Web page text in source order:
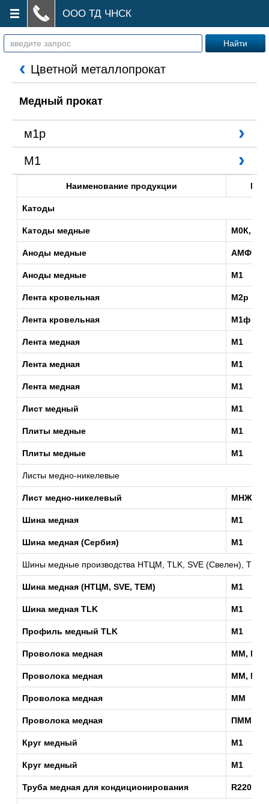
ООО ТД ЧНСК
‹ Цветной металлопрокат
Медный прокат
›
м1р
›
М1
Наименование продукции
Катоды
Катоды медные М0К,
Аноды медные АМФ
Аноды медные М1
Лента кровельная М2р
Лента кровельная М1ф
Лента медная М1
Лента медная М1
Лента медная М1
Лист медный М1
Плиты медные М1
Плиты медные М1
Листы медно-никелевые
Лист медно-никелевый МНЖ5-1
Шина медная М1
Шина медная (Сербия) М1
Шины медные производства НТЦМ, TLK, SVE (Свелен), TEM
Шина медная (НТЦМ, SVE, TEM) М1
Шина медная TLK М1
Профиль медный TLK М1
Проволока медная ММ, МТ
Проволока медная ММ, МТ
Проволока медная ММ
Проволока медная ПММ
Круг медный М1
Круг медный М1
Труба медная для кондиционирования R220